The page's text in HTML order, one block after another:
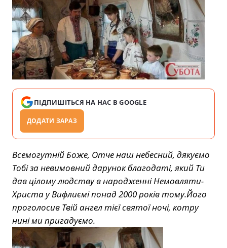
ПІДПИШІТЬСЯ НА НАС В GOOGLE
ДОДАТИ ЗАРАЗ
Всемогутній Боже, Отче наш небесний, дякуємо
Тобі за невимовний дарунок благодаті, який Ти
дав цілому людству в народженні Немовляти-
Христа у Вифлиємі понад 2000 років тому.Його
проголосив Твій ангел тієї святої ночі, котру
нині ми пригадуємо.